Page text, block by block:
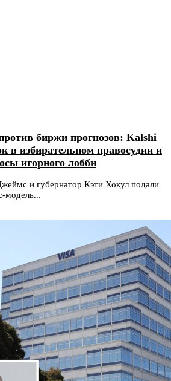
биржи прогнозов: Kalshi
в избирательном правосудии и
игорного лобби
и губернатор Кэти Хокул подали
модель...